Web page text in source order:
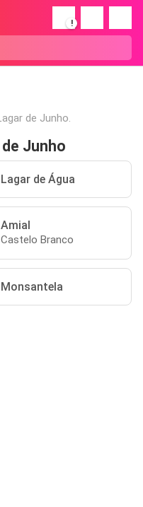
!
de Junho.
Junho
Lagar de Água
Amial
Castelo Branco
Monsantela